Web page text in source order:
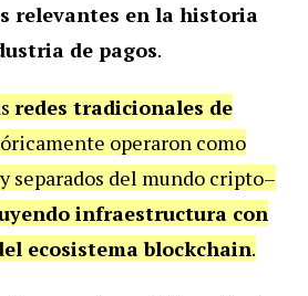
relevantes en la historia
de pagos.
redes tradicionales de
operaron como
separados del mundo cripto–
infraestructura con
ecosistema blockchain.